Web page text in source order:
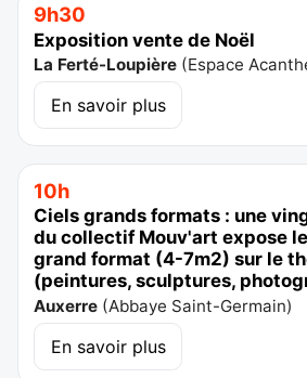
9h30
Exposition vente de Noël
La Ferté-Loupière (Espace
En savoir plus
10h
Ciels grands formats : une
du collectif Mouv'art expose
grand format (4-7m2) sur le
(peintures, sculptures,
Auxerre (Abbaye Saint-Germain)
En savoir plus